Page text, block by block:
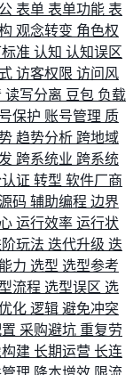
表单 表单功能 表
观念转变 角色权
准 认知 认知误区
访客权限 访问风
读写分离 豆包 负载
保护 账号管理 质
趋势分析 跨地域
跨系统业 跨系统
证 转型 软件厂商
码 辅助编程 边界
运行效率 运行状
玩法 迭代升级 迭
力 选型 选型参考
流程 选型误区 选
化 逻辑 避免冲突
采购避坑 重复劳
建 长期运营 长连